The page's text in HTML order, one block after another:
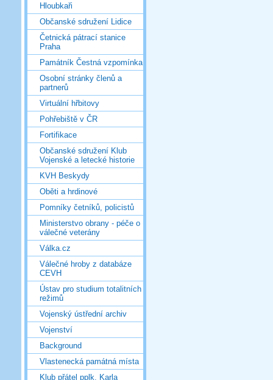
Hloubkaři
Občanské sdružení Lidice
Četnická pátrací stanice
Praha
Památník Čestná vzpomínka
Osobní stránky členů a
partnerů
Virtuální hřbitovy
Pohřebiště v ČR
Fortifikace
Občanské sdružení Klub
Vojenské a letecké historie
KVH Beskydy
Oběti a hrdinové
Pomníky četníků, policistů
Ministerstvo obrany - péče o
válečné veterány
Válka.cz
Válečné hroby z databáze
CEVH
Ústav pro studium totalitních
režimů
Vojenský ústřední archiv
Vojenství
Background
Vlastenecká památná místa
Klub přátel pplk. Karla